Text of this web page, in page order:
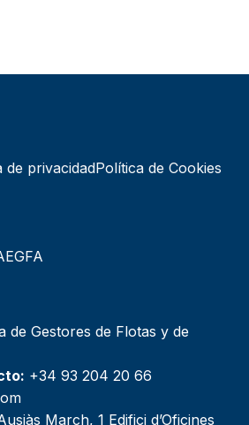
de privacidadPolítica de Cookies
de Gestores de Flotas y de
+34 93 204 20 66
March, 1 Edifici d’Oficines